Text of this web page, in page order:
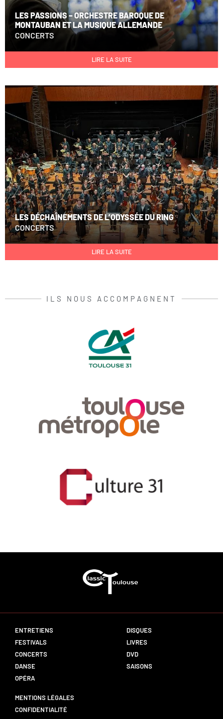
LES PASSIONS – ORCHESTRE BAROQUE DE
MONTAUBAN ET LA MUSIQUE ALLEMANDE
CONCERTS
LIRE LA SUITE
LES DÉCHAÎNEMENTS DE L’ODYSSÉE DU RING
CONCERTS
LIRE LA SUITE
ILS NOUS ACCOMPAGNENT
ENTRETIENS
FESTIVALS
CONCERTS
DANSE
OPÉRA
DISQUES
LIVRES
DVD
SAISONS
MENTIONS LÉGALES
CONFIDENTIALITÉ